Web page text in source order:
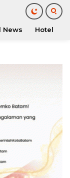
News Hotel